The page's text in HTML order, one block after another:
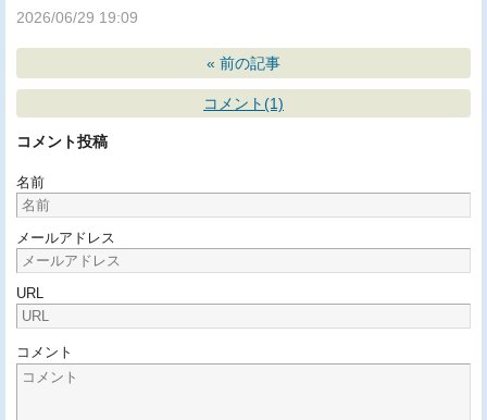
2026/06/29 19:09
« 前の記事
コメント(1)
コメント投稿
名前
メールアドレス
URL
コメント